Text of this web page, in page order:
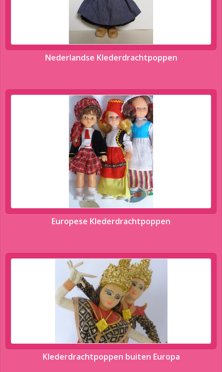
Nederlandse Klederdrachtpoppen
Europese Klederdrachtpoppen
Klederdrachtpoppen buiten Europa